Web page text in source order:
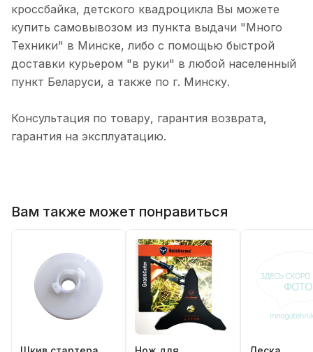
кроссбайка, детского квадроцикла Вы можете
купить самовывозом из пункта выдачи "Много
Техники" в Минске, либо с помощью быстрой
доставки курьером "в руки" в любой населенный
пункт Беларуси, а также по г. Минску.
Консультация по товару, гарантия возврата,
гарантия на эксплуатацию.
Вам также может понравиться